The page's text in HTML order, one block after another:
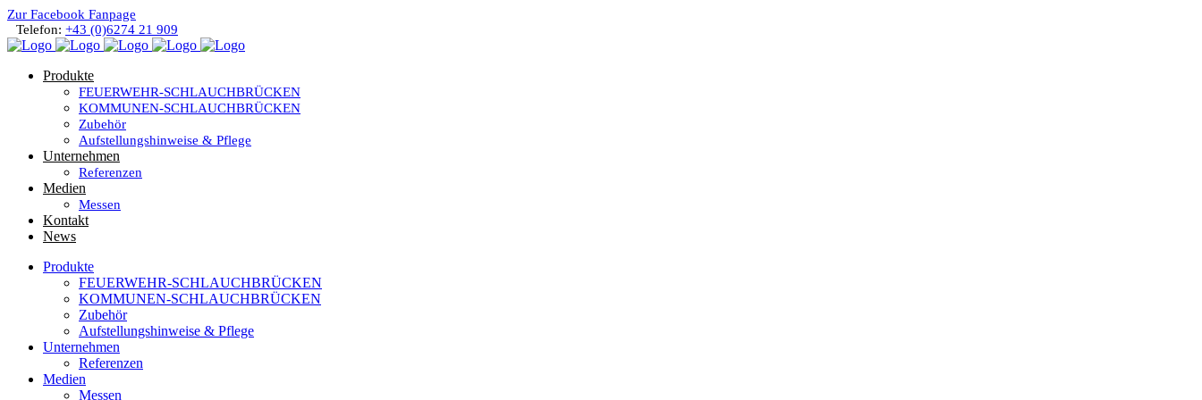
Zur Facebook Fanpage
Telefon: +43 (0)6274 21 909
Produkte
FEUERWEHR-SCHLAUCHBRÜCKEN
KOMMUNEN-SCHLAUCHBRÜCKEN
Zubehör
Aufstellungshinweise & Pflege
Unternehmen
Referenzen
Medien
Messen
Kontakt
News
Produkte
FEUERWEHR-SCHLAUCHBRÜCKEN
KOMMUNEN-SCHLAUCHBRÜCKEN
Zubehör
Aufstellungshinweise & Pflege
Unternehmen
Referenzen
Medien
Messen